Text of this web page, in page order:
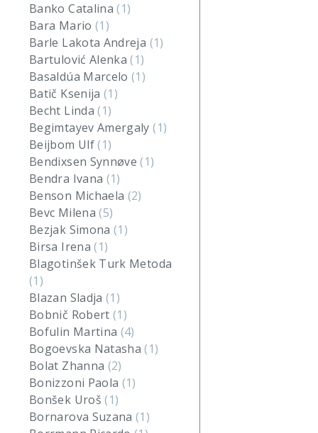
Banko Catalina(1)
Bara Mario (1)
Barle Lakota Andreja (1)
Bartulović Alenka(1)
Basaldúa Marcelo(1)
Batič Ksenija(1)
Becht Linda(1)
Begimtayev Amergaly(1)
Beijbom Ulf(1)
Bendixsen Synnøve(1)
Bendra Ivana (1)
Benson Michaela (2)
Bevc Milena(5)
Bezjak Simona(1)
Birsa Irena(1)
Blagotinšek Turk Metoda
(1)
Blazan Sladja(1)
Bobnič Robert(1)
Bofulin Martina (4)
Bogoevska Natasha(1)
Bolat Zhanna (2)
Bonizzoni Paola (1)
Bonšek Uroš(1)
Bornarova Suzana(1)